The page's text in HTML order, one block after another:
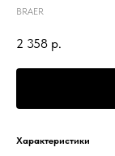
BRAER
2 358 р.
Характеристики